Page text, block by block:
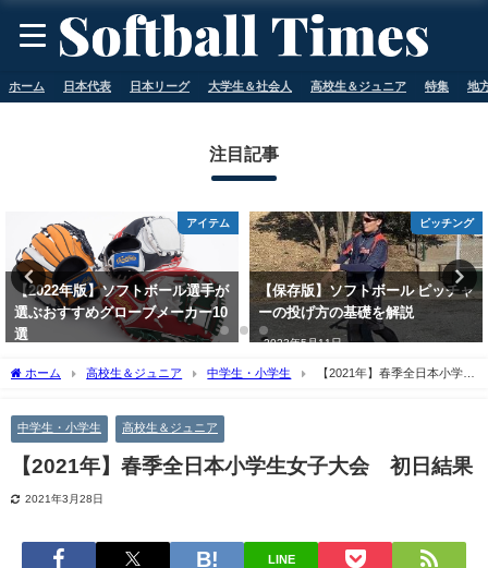
ホーム 日本代表 日本リーグ 大学生＆社会人 高校生＆ジュニア 特集 地
注目記事
アイテム
【2022年版】ソフトボール選手が
選ぶおすすめグローブメーカー10
選
ピッチング
【保存版】ソフトボール ピッチャ
ーの投げ方の基礎を解説
2023年5月11日
ホーム 高校生＆ジュニア 中学生・小学生
【2021年】春季全日本小学生
中学生・小学生 高校生＆ジュニア
【2021年】春季全日本小学生女子大会 初日結果
2021年3月28日
LINE